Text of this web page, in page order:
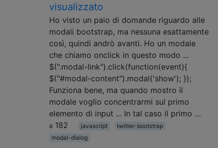
visualizzato
Ho visto un paio di domande riguardo alle
modali bootstrap, ma nessuna esattamente
così, quindi andrò avanti. Ho un modale
che chiamo onclick in questo modo ...
$(".modal-link").click(function(event){
$("#modal-content").modal('show'); });
Funziona bene, ma quando mostro il
modale voglio concentrarmi sul primo
elemento di input ... In tal caso il primo …
182
javascript
twitter-bootstrap
modal-dialog